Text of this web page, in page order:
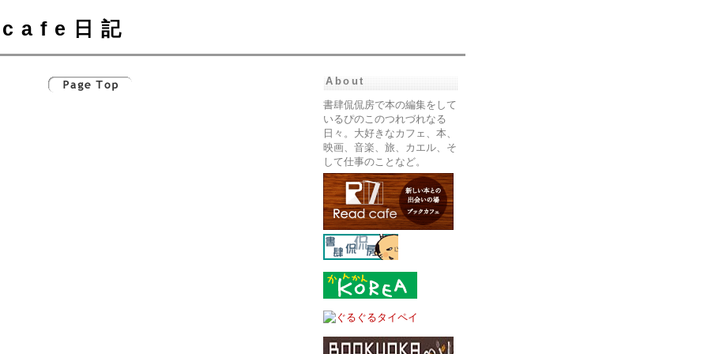
cafe日記
About
書肆侃侃房で本の編集をして
いるぴのこのつれづれなる
日々。大好きなカフェ、本、
映画、音楽、旅、カエル、そ
して仕事のことなど。